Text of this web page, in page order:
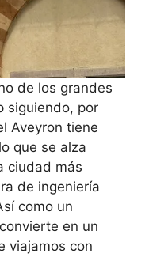
de los grandes
siguiendo, por
Aveyron tiene
que se alza
ciudad más
de ingeniería
como un
en un
viajamos con